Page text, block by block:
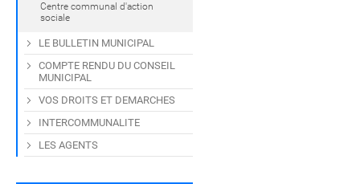
Centre communal d'action
sociale
LE BULLETIN MUNICIPAL
COMPTE RENDU DU CONSEIL
MUNICIPAL
VOS DROITS ET DEMARCHES
INTERCOMMUNALITE
LES AGENTS